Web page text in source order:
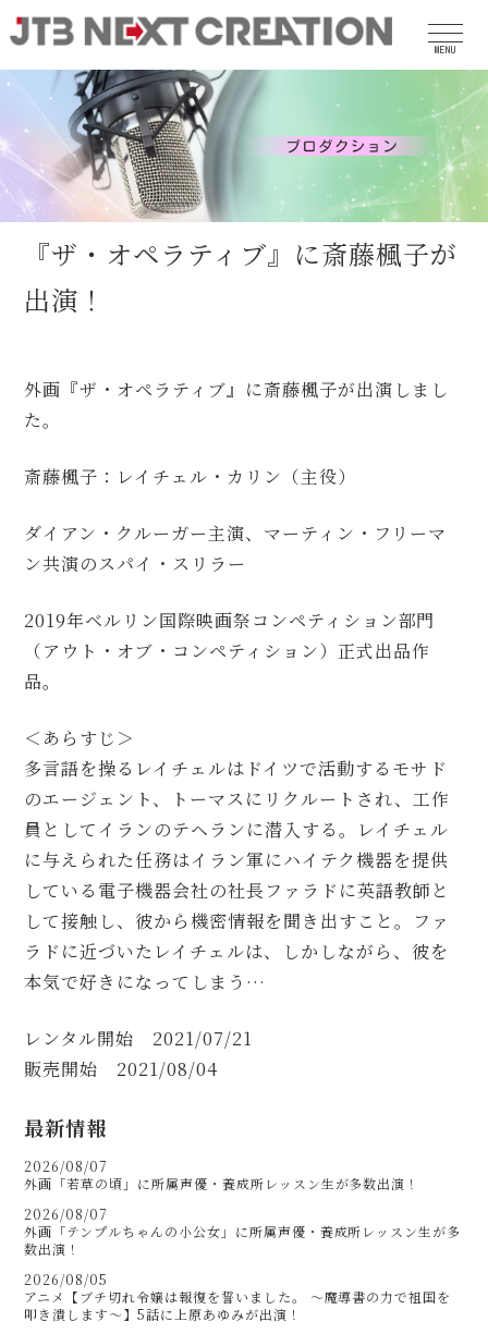
MENU
『ザ・オペラティブ』に斎藤楓子が
出演！
外画『ザ・オペラティブ』に斎藤楓子が出演しまし
た。
斎藤楓子：レイチェル・カリン（主役）
ダイアン・クルーガー主演、マーティン・フリーマ
ン共演のスパイ・スリラー
2019年ベルリン国際映画祭コンペティション部門
（アウト・オブ・コンペティション）正式出品作
品。
＜あらすじ＞
多言語を操るレイチェルはドイツで活動するモサド
のエージェント、トーマスにリクルートされ、工作
員としてイランのテヘランに潜入する。レイチェル
に与えられた任務はイラン軍にハイテク機器を提供
している電子機器会社の社長ファラドに英語教師と
して接触し、彼から機密情報を聞き出すこと。ファ
ラドに近づいたレイチェルは、しかしながら、彼を
本気で好きになってしまう…
レンタル開始 2021/07/21
販売開始 2021/08/04
最新情報
2026/08/07
外画「若草の頃」に所属声優・養成所レッスン生が多数出演！
2026/08/07
外画「テンプルちゃんの小公女」に所属声優・養成所レッスン生が多
数出演！
2026/08/05
アニメ【ブチ切れ令嬢は報復を誓いました。 ～魔導書の力で祖国を
叩き潰します～】5話に上原あゆみが出演！